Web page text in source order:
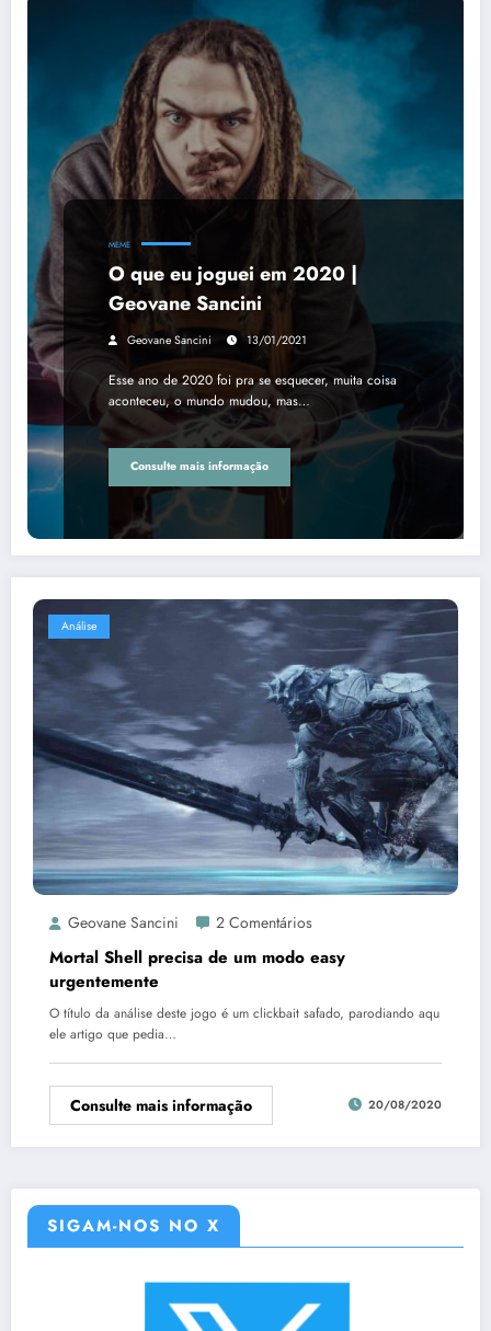
MEME
O que eu joguei em 2020 |
Geovane Sancini
Geovane Sancini 13/01/2021
Esse ano de 2020 foi pra se esquecer, muita coisa
aconteceu, o mundo mudou, mas…
Consulte mais informação
Análise
Geovane Sancini 2 Comentários
Mortal Shell precisa de um modo easy
urgentemente
O título da análise deste jogo é um clickbait safado, parodiando aqu
ele artigo que pedia…
Consulte mais informação 20/08/2020
SIGAM-NOS NO X